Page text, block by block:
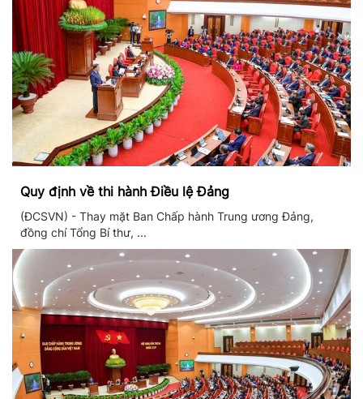
Quy định về thi hành Điều lệ Đảng
(ĐCSVN) - Thay mặt Ban Chấp hành Trung ương Đảng,
đồng chí Tổng Bí thư, ...